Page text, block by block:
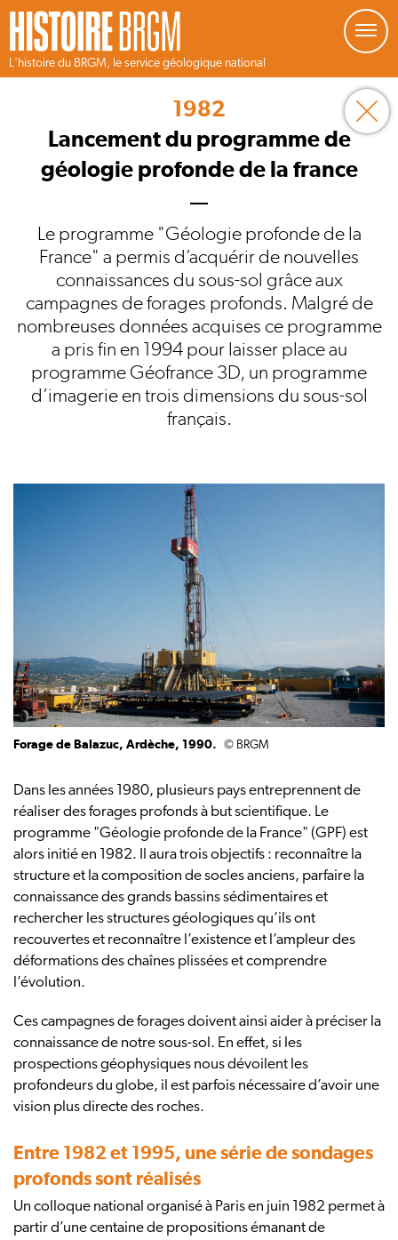
L'histoire du BRGM, le service géologique national
1982
Lancement du programme de
géologie profonde de la france
Le programme "Géologie profonde de la
France" a permis d’acquérir de nouvelles
connaissances du sous-sol grâce aux
campagnes de forages profonds. Malgré de
nombreuses données acquises ce programme
a pris fin en 1994 pour laisser place au
programme Géofrance 3D, un programme
d’imagerie en trois dimensions du sous-sol
français.
Forage de Balazuc, Ardèche, 1990. © BRGM
Dans les années 1980, plusieurs pays entreprennent de
réaliser des forages profonds à but scientifique. Le
programme "Géologie profonde de la France" (GPF) est
alors initié en 1982. Il aura trois objectifs : reconnaître la
structure et la composition de socles anciens, parfaire la
connaissance des grands bassins sédimentaires et
rechercher les structures géologiques qu’ils ont
recouvertes et reconnaître l’existence et l’ampleur des
déformations des chaînes plissées et comprendre
l’évolution.
Ces campagnes de forages doivent ainsi aider à préciser la
connaissance de notre sous-sol. En effet, si les
prospections géophysiques nous dévoilent les
profondeurs du globe, il est parfois nécessaire d’avoir une
vision plus directe des roches.
Entre 1982 et 1995, une série de sondages
profonds sont réalisés
Un colloque national organisé à Paris en juin 1982 permet à
partir d’une centaine de propositions émanant de
Gestion de vos préférences sur les cookies